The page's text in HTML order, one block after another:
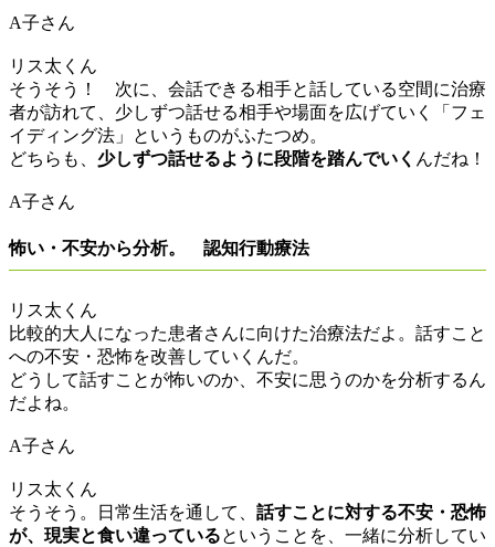
A子さん
リス太くん
そうそう！ 次に、会話できる相手と話している空間に治療
者が訪れて、少しずつ話せる相手や場面を広げていく「フェ
イディング法」というものがふたつめ。
どちらも、 少しずつ話せるように段階を踏んでいく んだね！
A子さん
怖い・不安から分析。 認知行動療法
リス太くん
比較的大人になった患者さんに向けた治療法だよ。話すこと
への不安・恐怖を改善していくんだ。
どうして話すことが怖いのか、不安に思うのかを分析するん
だよね。
A子さん
リス太くん
そうそう。日常生活を通して、 話すことに対する不安・恐怖
が、現実と食い違っているということを、一緒に分析してい